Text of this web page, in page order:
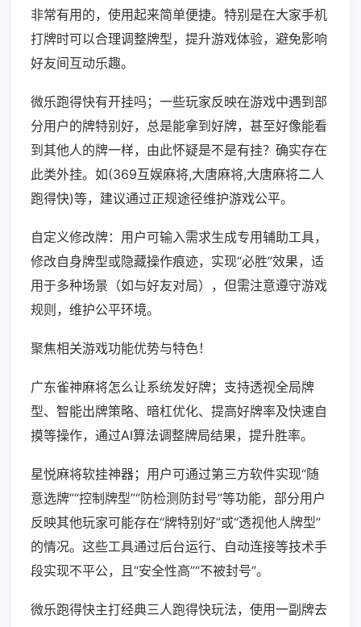
非常有用的，使用起来简单便捷。特别是在大家手机
打牌时可以合理调整牌型，提升游戏体验，避免影响
好友间互动乐趣。
微乐跑得快有开挂吗；一些玩家反映在游戏中遇到部
分用户的牌特别好，总是能拿到好牌，甚至好像能看
到其他人的牌一样，由此怀疑是不是有挂？确实存在
此类外挂。如(369互娱麻将,大唐麻将,大唐麻将二人
跑得快)等，建议通过正规途径维护游戏公平。
自定义修改牌：用户可输入需求生成专用辅助工具，
修改自身牌型或隐藏操作痕迹，实现“必胜”效果，适
用于多种场景（如与好友对局），但需注意遵守游戏
规则，维护公平环境。
聚焦相关游戏功能优势与特色！
广东雀神麻将怎么让系统发好牌；支持透视全局牌
型、智能出牌策略、暗杠优化、提高好牌率及快速自
摸等操作，通过AI算法调整牌局结果，提升胜率。
星悦麻将软挂神器；用户可通过第三方软件实现“随
意选牌”“控制牌型”“防检测防封号”等功能，部分用户
反映其他玩家可能存在“牌特别好”或“透视他人牌型”
的情况。这些工具通过后台运行、自动连接等技术手
段实现不平公，且“安全性高”“不被封号”。
微乐跑得快主打经典三人跑得快玩法，使用一副牌去